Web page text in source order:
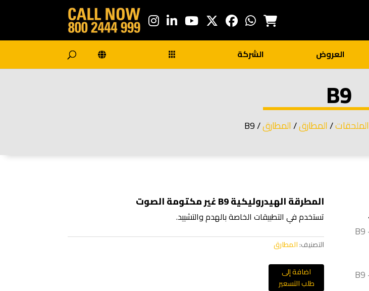
العروض الشركة
B9
الملحقات/المطارق/المطارق/ B9
المطرقة الهيدروليكية B9 غير مكتومة الصوت
تستخدم في التطبيقات الخاصة بالهدم والتشييد.
التصنيف:المطارق
اضافة إلى
طلب التسعير